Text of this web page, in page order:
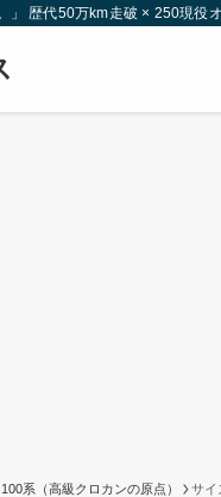
」 歴代50万km走破 × 250現役
100系（高級クロカンの原点） サイ